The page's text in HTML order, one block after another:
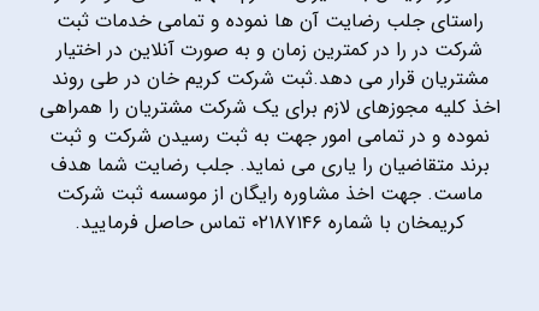
راستای جلب رضایت آن ها نموده و تمامی خدمات ثبت
شرکت در را در کمترین زمان و به صورت آنلاین در اختیار
مشتریان قرار می دهد.ثبت شرکت کریم خان در طی روند
اخذ کلیه مجوزهای لازم برای یک شرکت مشتریان را همراهی
نموده و در تمامی امور جهت به ثبت رسیدن شرکت و ثبت
برند متقاضیان را یاری می نماید. جلب رضایت شما هدف
ماست. جهت اخذ مشاوره رایگان از موسسه ثبت شرکت
کریمخان با شماره ۰۲۱۸۷۱۴۶ تماس حاصل فرمایید.